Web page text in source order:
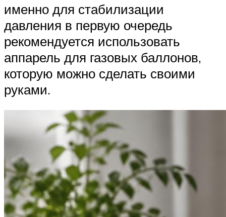
именно для стабилизации
давления в первую очередь
рекомендуется использовать
аппарель для газовых баллонов,
которую можно сделать своими
руками.